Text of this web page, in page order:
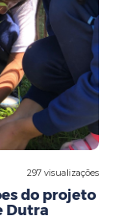
297 visualizações
do projeto
Dutra